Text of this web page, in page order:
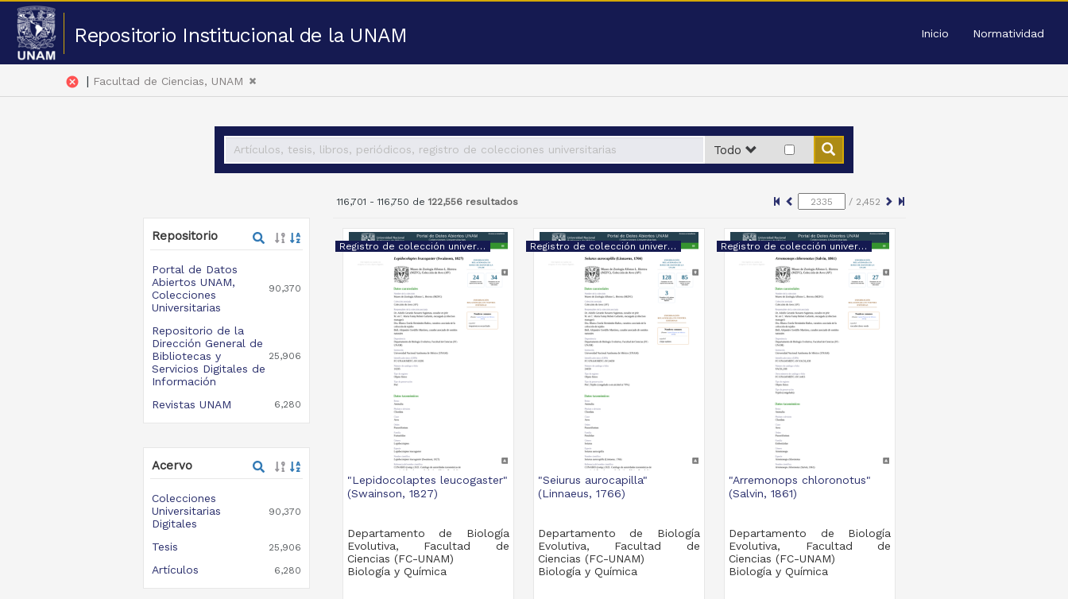
Repositorio Institucional de la UNAM Inicio Normatividad
Todo
cancel | Facultad de Ciencias, UNAM
Repositorio
Portal de Datos
Abiertos UNAM,
Colecciones
Universitarias
90,370
Repositorio de la
Dirección General de
Bibliotecas y
Servicios Digitales de
Información
25,906
Revistas UNAM 6,280
Acervo
Colecciones
Universitarias
Digitales
90,370
Tesis 25,906
Artículos 6,280
116,701 - 116,750 de122,556 resultados / 2,452
Registro de colección universitaria
"Lepidocolaptes leucogaster"
(Swainson, 1827)
Departamento de Biología
Evolutiva, Facultad de
Ciencias (FC-UNAM)
Biología y Química
Registro de colección universitaria
"Seiurus aurocapilla"
(Linnaeus, 1766)
Departamento de Biología
Evolutiva, Facultad de
Ciencias (FC-UNAM)
Biología y Química
Registro de colección universitaria
"Arremonops chloronotus"
(Salvin, 1861)
Departamento de Biología
Evolutiva, Facultad de
Ciencias (FC-UNAM)
Biología y Química